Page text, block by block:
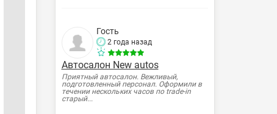
Гость
2 года назад
Автосалон New autos
Приятный автосалон. Вежливый,
подготовленный персонал. Оформили в
течении нескольких часов по trade-in
старый...